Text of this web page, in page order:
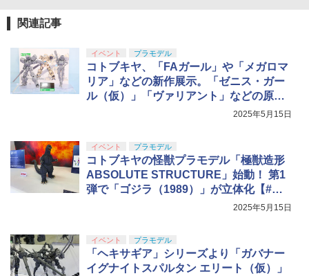
関連記事
イベント プラモデル
コトブキヤ、「FAガール」や「メガロマ
リア」などの新作展示。「ゼニス・ガー
ル（仮）」「ヴァリアント」などの原型
が公開【#静岡ホビーショー】2025年5月15日
イベント プラモデル
コトブキヤの怪獣プラモデル「極獣造形
ABSOLUTE STRUCTURE」始動！ 第1
弾で「ゴジラ（1989）」が立体化【#静
2025年5月15日
イベント プラモデル
「ヘキサギア」シリーズより「ガバナー
イグナイトスパルタン エリート（仮）」